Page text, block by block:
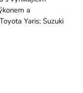
a
Yaris; Suzuki